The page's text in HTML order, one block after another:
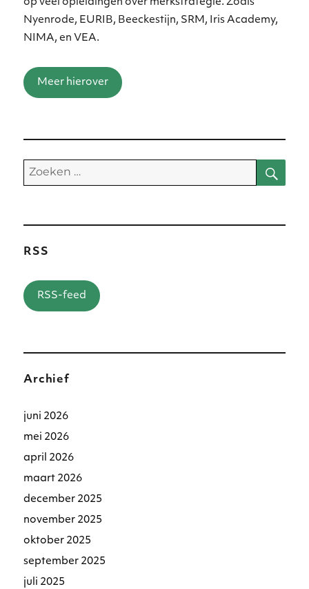
op veel opleidingen over merkstrategie. Zoals
Nyenrode, EURIB, Beeckestijn, SRM, Iris Academy,
NIMA, en VEA.
Meer hierover
Zoeken
naar:
RSS
RSS-feed
Archief
juni 2026
mei 2026
april 2026
maart 2026
december 2025
november 2025
oktober 2025
september 2025
juli 2025